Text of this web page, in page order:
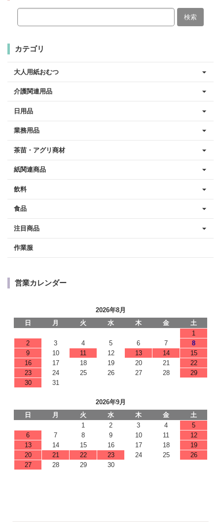
検索
カテゴリ
大人用紙おむつ
介護関連用品
日用品
業務用品
茶苗・アグリ商材
紙関連商品
飲料
食品
注目商品
作業服
営業カレンダー
2026年8月
日
月 火 水 木 金
土
1
2
3 4 5 6 7
8
9
10 11 12 13 14
15
16
17 18 19 20 21
22
23
24 25 26 27 28
29
30
31
2026年9月
日
月 火 水 木 金
土
1
2 3 4
5
6
7 8 9 10 11
12
13
14 15 16 17 18
19
20
21 22 23 24 25
26
27
28 29 30